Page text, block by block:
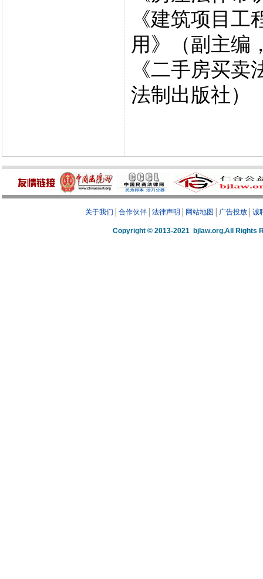
《建筑项目
用》（副主编
《二手房买
法制出版社）
关于我们 合作伙伴 法律声明 网站地图 广告投放 诚
Copyright © 2013-2021 bjlaw.org,All Rights